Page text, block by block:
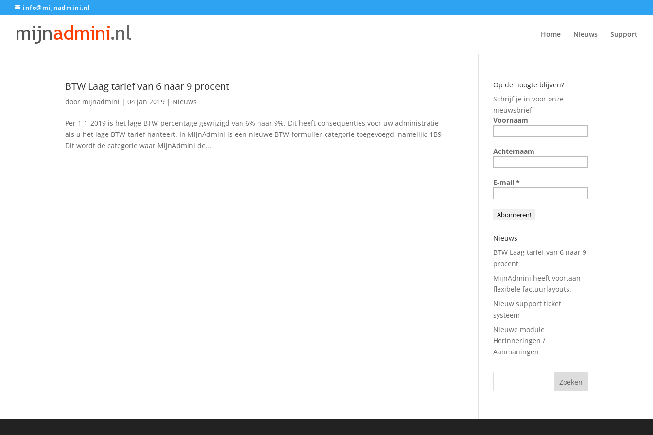
info@mijnadmini.nl
Home Nieuws Support
BTW Laag tarief van 6 naar 9 procent
door mijnadmini |04 jan 2019 | Nieuws
Per 1-1-2019 is het lage BTW-percentage gewijzigd van 6% naar 9%. Dit heeft consequenties voor uw administratie
als u het lage BTW-tarief hanteert. In MijnAdmini is een nieuwe BTW-formulier-categorie toegevoegd, namelijk: 1B9
Dit wordt de categorie waar MijnAdmini de...
Op de hoogte blijven?
Schrijf je in voor onze
nieuwsbrief
Voornaam
Achternaam
E-mail*
Nieuws
BTW Laag tarief van 6 naar 9
procent
MijnAdmini heeft voortaan
flexibele factuurlayouts.
Nieuw support ticket
systeem
Nieuwe module
Herinneringen /
Aanmaningen